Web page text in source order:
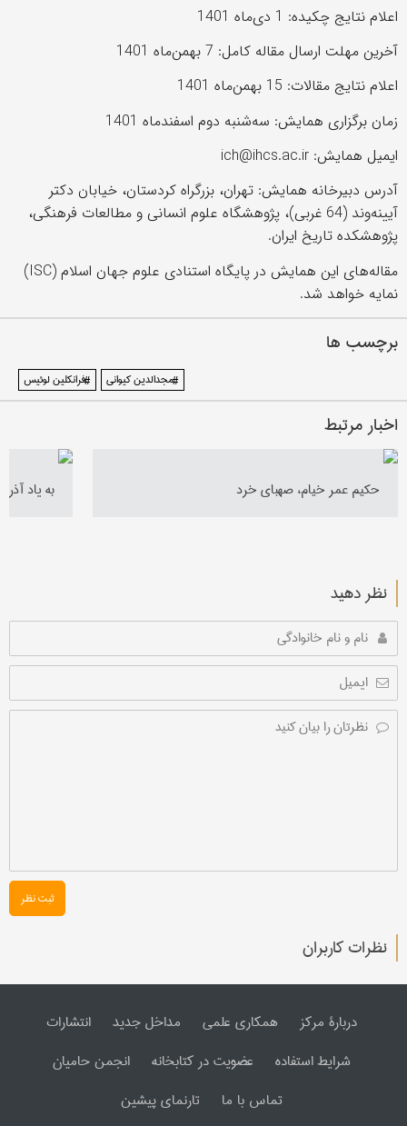
اعلام نتایج چکیده: 1 دی‌ماه 1401
آخرین مهلت ارسال مقاله کامل: 7 بهمن‌ماه 1401
اعلام نتایج مقالات: 15 بهمن‌ماه 1401
زمان برگزاری همایش: سه‌شنبه دوم اسفندماه 1401
ایمیل همایش: ich@ihcs.ac.ir
آدرس دبیرخانه همایش: تهران، بزرگراه کردستان، خیابان دکتر
آیینه‌وند (64 غربی)، پژوهشگاه علوم انسانی و مطالعات فرهنگی،
پژوهشکده تاریخ ایران.
مقاله‌های این همایش در پایگاه استنادی علوم جهان اسلام (ISC)
نمایه خواهد شد.
برچسب ها
#مجدالدین کیوانی #فرانکلین لوئیس
اخبار مرتبط
حکیم عمر خیام، صهبای خرد به یاد
نظر دهید
ثبت نظر
نظرات کاربران
دربارۀ مرکز همکاری علمی مداخل جدید
انتشارات
شرایط استفاده
عضویت در کتابخانه
انجمن حامیان
تماس با ما
تارنمای پیشین